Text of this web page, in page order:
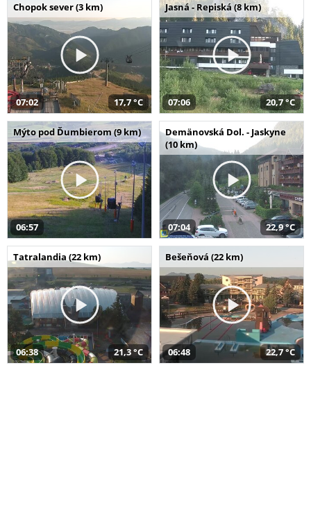
Chopok sever (3 km)
07:02 17,7 °C
Jasná - Repiská (8 km)
07:06 20,7 °C
Mýto pod Ďumbierom (9 km)
06:57
Demänovská Dol. - Jaskyne
(10 km)
07:04 22,9 °C
Tatralandia (22 km)
06:38 21,3 °C
Bešeňová (22 km)
06:48 22,7 °C